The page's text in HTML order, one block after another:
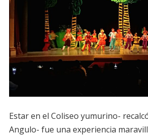
Estar en el Coliseo yumurino-
Angulo- fue una experiencia